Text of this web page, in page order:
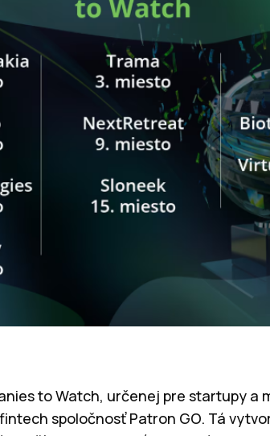
to Watch, určenej pre startupy a
spoločnosť Patron GO. Tá